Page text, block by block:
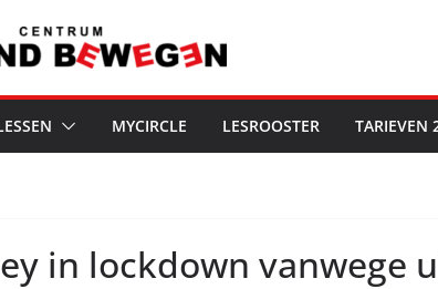
MYCIRCLE LESROOSTER TARIEVEN
in lockdown vanwege